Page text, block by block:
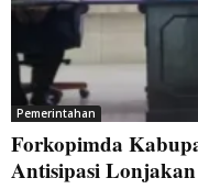
Pemerintahan
Forkopimda
Antisipasi